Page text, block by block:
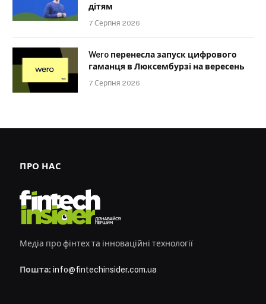
дітям
7 Серпня 2026
Wero перенесла запуск цифрового
гаманця в Люксембурзі на вересень
7 Серпня 2026
ПРО НАС
Медіа про фінтех та інноваційні технології
Пошта: info@fintechinsider.com.ua